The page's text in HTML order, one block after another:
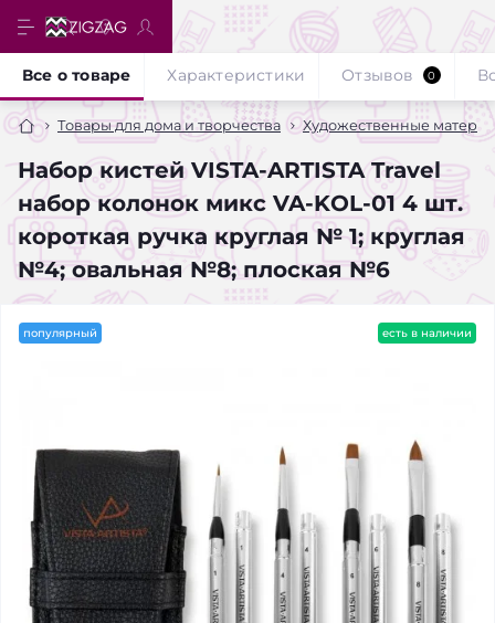
Товары для дома и творчества Художественные
Набор кистей VISTA-ARTISTA Travel
набор колонок микс VA-KOL-01 4 шт.
короткая ручка круглая № 1; круглая
№4; овальная №8; плоская №6
Все о товаре Характеристики Отзывов 0
популярный есть в наличии